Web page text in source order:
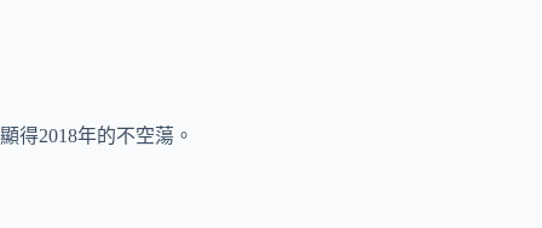
得2018年的不空蕩。